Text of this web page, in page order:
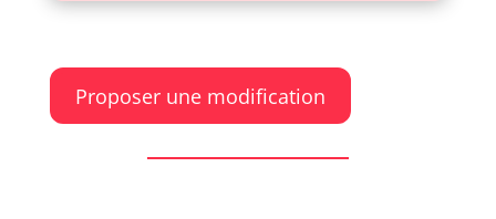
Proposer une modification